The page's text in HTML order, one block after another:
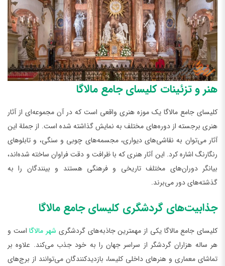
هنر و تزئینات کلیسای جامع مالاگا
کلیسای جامع مالاگا یک موزه هنری واقعی است که در آن مجموعه‌ای از آثار
هنری برجسته از دوره‌های مختلف به نمایش گذاشته شده است. از جملة این
آثار می‌توان به نقاشی‌های دیواری، مجسمه‌های چوبی و سنگی، و تابلوهای
رنگارنگ اشاره کرد. این آثار هنری که با ظرافت و دقت فراوان ساخته شده‌اند،
بیانگر دوران‌های مختلف تاریخی و فرهنگی هستند و بینندگان را به
گذشته‌های دور می‌برند.
جذابیت‌های گردشگری کلیسای جامع مالاگا
کلیسای جامع مالاگا یکی از مهمترین جاذبه‌های گردشگری شهر مالاگااست و
هر ساله هزاران گردشگر از سراسر جهان را به خود جذب می‌کند. علاوه بر
تماشای معماری و هنرهای داخلی کلیسا، بازدیدکنندگان می‌توانند از برج‌های